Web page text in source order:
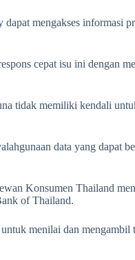
dapat mengakses informasi
cepat isu ini dengan
tidak memiliki kendali
data yang dapat
Konsumen Thailand
of Thailand.
menilai dan